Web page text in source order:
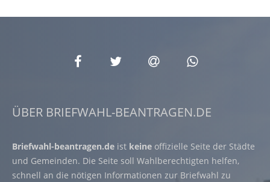
ÜBER BRIEFWAHL-BEANTRAGEN.DE
Briefwahl-beantragen.de ist keine offizielle Seite der Städte
und Gemeinden. Die Seite soll Wahlberechtigten helfen,
schnell an die nötigen Informationen zur Briefwahl zu